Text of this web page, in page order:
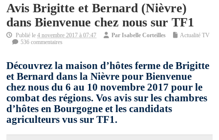
Avis Brigitte et Bernard (Nièvre)
dans Bienvenue chez nous sur TF1
Publié le4 novembre 2017 à 07:47 ParIsabelle Corteilles
Actualité TV
536 commentaires
Découvrez la maison d’hôtes ferme de Brigitte
et Bernard dans la Nièvre pour Bienvenue
chez nous du 6 au 10 novembre 2017 pour le
combat des régions. Vos avis sur les chambres
d’hôtes en Bourgogne et les candidats
agriculteurs vus sur TF1.